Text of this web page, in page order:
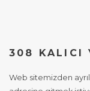
308 KALICI
Web sitemizden